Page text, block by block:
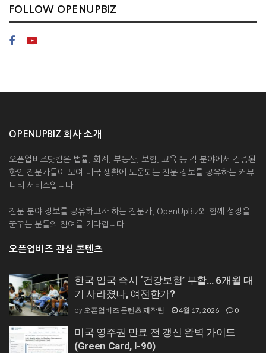
FOLLOW OPENUPBIZ
OPENUPBIZ 회사 소개
오픈업비즈닷컴은 법률, 회계, 부동산, 보험, 교육 등 각 분야에서 검증된
한인 전문가들이 모여 미국 생활에 도움되는 전문 정보를 공유하는 커뮤
니티 서비스입니다.
전문 분야 정보를 공유하고자 하는 전문가, OpenUpBiz와 함께 성장을
꿈꾸는 분들의 참여를 기다립니다.
오픈업비즈 관심 콘텐츠
한국 입국 즉시 ‘건강보험’ 부활… 6개월 대
기 사라졌나, 여전한가?
by 오픈업비즈 콘텐츠 제작팀 4월 17, 2026 0
미국 영주권 만료 전 갱신 완벽 가이드
(Green Card, I-90)